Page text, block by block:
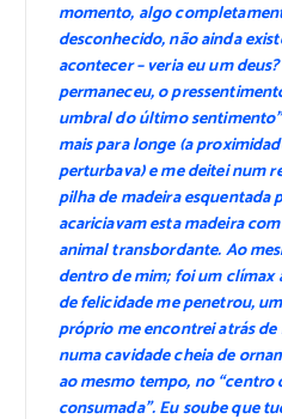
momento, algo
desconhecido, não ainda
acontecer – veria eu um
permaneceu, o
umbral do último
mais para longe (a
perturbava) e me deitei num
pilha de madeira esquentada
acariciavam esta madeira
animal transbordante. Ao
dentro de mim; foi um clímax
de felicidade me penetrou,
próprio me encontrei atrás
numa cavidade cheia de
ao mesmo tempo, no
consumada”. Eu soube que